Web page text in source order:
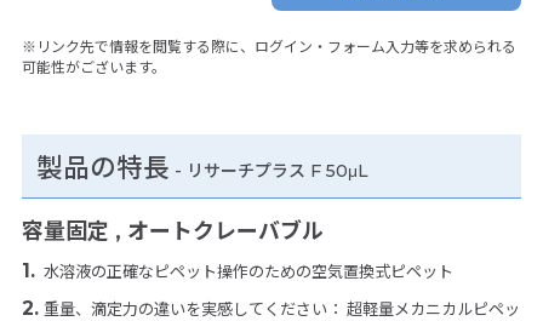
※リンク先で情報を閲覧する際に、ログイン・フォーム入力等を求められる
可能性がございます。
製品の特長 - リサーチプラス F 50μL
容量固定 , オートクレーバブル
水溶液の正確なピペット操作のための空気置換式ピペット
重量、滴定力の違いを実感してください： 超軽量メカニカルピペッ